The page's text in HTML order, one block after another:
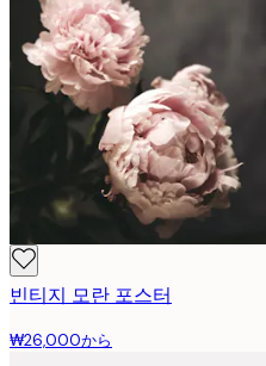
빈티지 모란 포스터
₩26,000から